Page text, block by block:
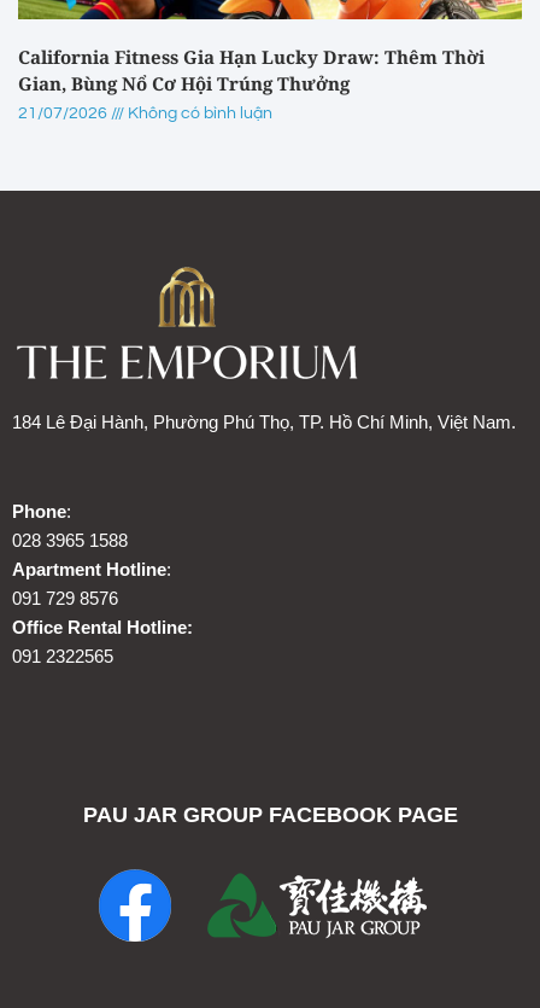
California Fitness Gia Hạn Lucky Draw: Thêm Thời
Gian, Bùng Nổ Cơ Hội Trúng Thưởng
21/07/2026 Không có bình luận
184 Lê Đại Hành, Phường Phú Thọ, TP. Hồ Chí Minh, Việt Nam.
Phone:
028 3965 1588
Apartment Hotline:
091 729 8576
Office Rental Hotline:
091 2322565
PAU JAR GROUP FACEBOOK PAGE